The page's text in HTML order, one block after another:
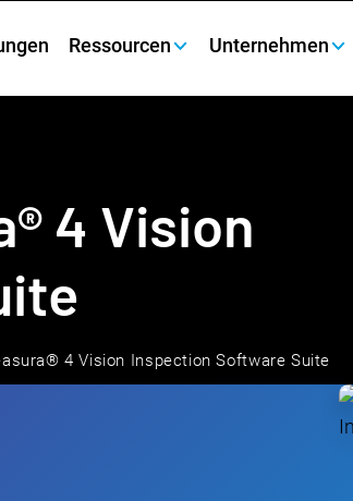
Ressourcen Unternehmen
4 Vision
4 Vision Inspection Software Suite